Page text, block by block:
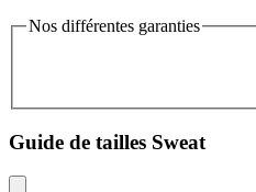
Nos différentes garanties
Guide de tailles Sweat